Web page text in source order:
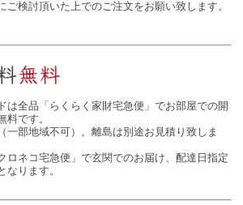
ご検討頂いた上でのご注文をお願い致します。
は全品「らくらく家財宅急便」でお部屋での開
料です。
一部地域不可）。離島は別途お見積り致しま
ロネコ宅急便」で玄関でのお届け、配達日指定
なります。